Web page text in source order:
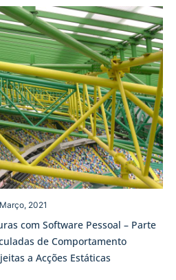
com Software Pessoal – Parte
de Comportamento
a Acções Estáticas
2021